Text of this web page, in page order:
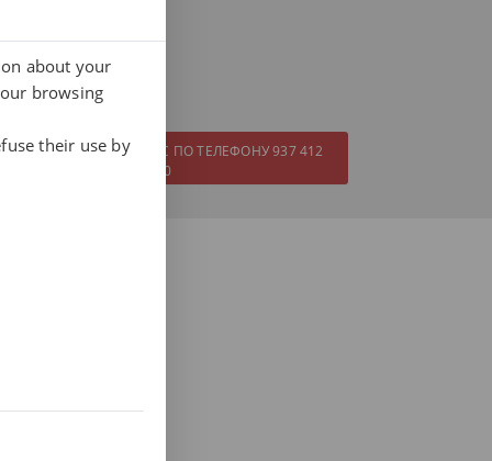
с нами.
ПРЯМО СЕЙЧАС ПО ТЕЛЕФОНУ 937 412
970
about your
browsing
their use by